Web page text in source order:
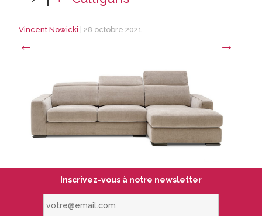
Vincent Nowicki 28 octobre 2021
← →
Inscrivez-vous à notre newsletter